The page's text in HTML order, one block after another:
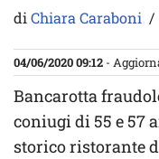
diChiara Caraboni
04/06/2020 09:12 -
Bancarotta
coniugi di 55 e 57
storico ristorante